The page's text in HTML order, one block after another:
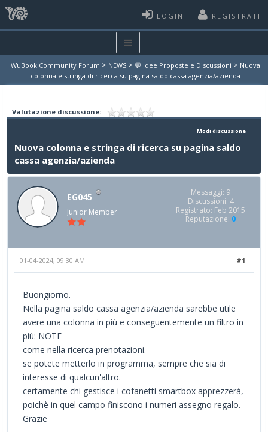
LOGIN REGISTRATI
WuBook Community Forum > NEWS > 💬 Idee Proposte e Discussioni > Nuova
colonna e stringa di ricerca su pagina saldo cassa agenzia/azienda
Valutazione discussione:
Modi discussione
Nuova colonna e stringa di ricerca su pagina saldo
cassa agenzia/azienda
EG045
Junior Member
Messaggi: 9
Discussioni: 4
Registrato: Feb 2015
Reputazione: 0
#1
01-04-2024, 09:30 AM
Buongiorno.
Nella pagina saldo cassa agenzia/azienda sarebbe utile
avere una colonna in più e conseguentemente un filtro in
più: NOTE
come nella ricerca prenotazioni.
se potete metterlo in programma, sempre che sia di
interesse di qualcun'altro.
certamente chi gestisce i cofanetti smartbox apprezzerà,
poichè in quel campo finiscono i numeri assegno regalo.
Grazie